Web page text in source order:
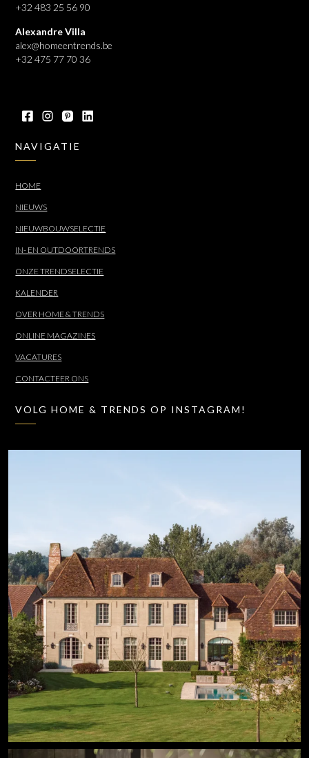
+32 483 25 56 90
Alexandre Villa
alex@homeentrends.be
+32 475 77 70 36
NAVIGATIE
HOME
NIEUWS
NIEUWBOUWSELECTIE
IN- EN OUTDOORTRENDS
ONZE TRENDSELECTIE
KALENDER
OVER HOME & TRENDS
ONLINE MAGAZINES
VACATURES
CONTACTEER ONS
VOLG HOME & TRENDS OP INSTAGRAM!